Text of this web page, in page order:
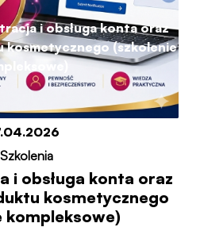
i obsługa konta oraz
(szkolenie
Szkolenia
i obsługa konta oraz
kosmetycznego
kompleksowe)